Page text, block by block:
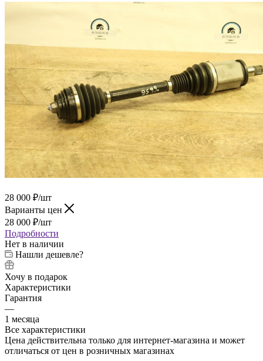
28 000 ₽/шт
Варианты цен
28 000 ₽/шт
Подробности
Нет в наличии
Нашли дешевле?
Хочу в подарок
Характеристики
Гарантия
—
1 месяца
Все характеристики
Цена действительна только для интернет-магазина и может
отличаться от цен в розничных магазинах